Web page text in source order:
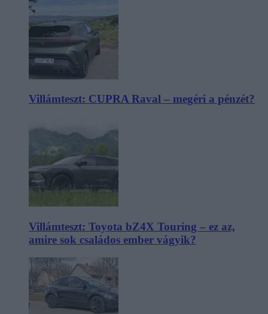
Villámteszt: CUPRA Raval – megéri a pénzét?
Villámteszt: Toyota bZ4X Touring – ez az,
amire sok családos ember vágyik?